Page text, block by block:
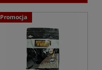
Promocja